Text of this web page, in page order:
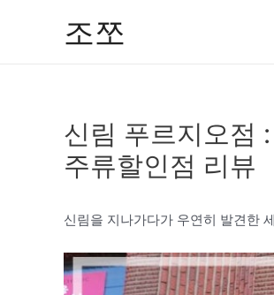
조쪼
신림 푸르지오점
주류할인점 리뷰
신림을 지나가다가 우연히 발견한